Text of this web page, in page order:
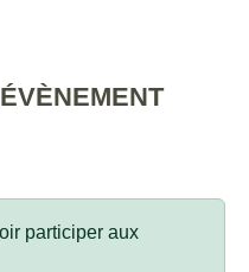
participer aux